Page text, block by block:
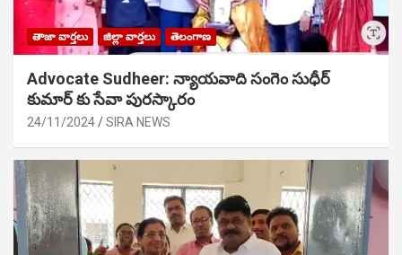
తాజా వార్తలు జిల్లా వార్తలు తెలంగాణ
Advocate Sudheer: న్యాయవాది సంగెం సుధీర్
కుమార్ కు సేవా పురస్కారం
24/11/2024 SIRA NEWS